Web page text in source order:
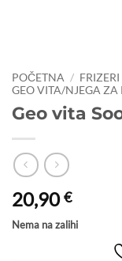
POČETNA / FRIZERI
GEO VITA/NJEGA ZA
Geo vita
20,90€
Nema na zalihi